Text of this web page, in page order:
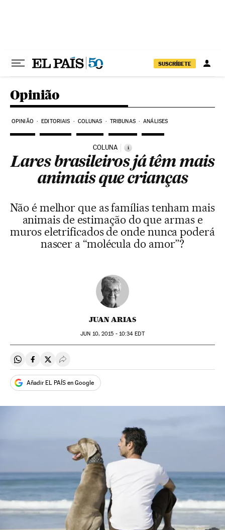
SUSCRÍBETE
Opinião
OPINIÃO EDITORIAIS COLUNAS TRIBUNAS ANÁLISES
COLUNA i
Lares brasileiros já têm mais
animais que crianças
Não é melhor que as famílias tenham mais
animais de estimação do que armas e
muros eletrificados de onde nunca poderá
nascer a “molécula do amor”?
JUAN ARIAS
JUN 10, 2015 - 10:34 EDT
Compartir en Whatsapp
Compartir en Facebook
Compartir en Twitter
Desplegar Redes Sociales
Añadir EL PAÍS en Google